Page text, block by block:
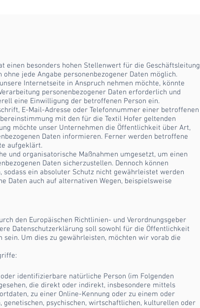
einen besonders hohen Stellenwert für die Geschäftsleitung
jede Angabe personenbezogener Daten möglich.
Internetseite in Anspruch nehmen möchte, könnte
personenbezogener Daten erforderlich und
eine Einwilligung der betroffenen Person ein.
E-Mail-Adresse oder Telefonnummer einer betroffenen
mit den für die Textil Hofer geltenden
möchte unser Unternehmen die Öffentlichkeit über Art,
Daten informieren. Ferner werden betroffene
aufgeklärt.
und organisatorische Maßnahmen umgesetzt, um einen
Daten sicherzustellen. Dennoch können
ein absoluter Schutz nicht gewährleistet werden
Daten auch auf alternativen Wegen, beispielsweise
den Europäischen Richtlinien- und Verordnungsgeber
Datenschutzerklärung soll sowohl für die Öffentlichkeit
Um dies zu gewährleisten, möchten wir vorab die
identifizierbare natürliche Person (im Folgenden
die direkt oder indirekt, insbesondere mittels
zu einer Online-Kennung oder zu einem oder
psychischen, wirtschaftlichen, kulturellen oder